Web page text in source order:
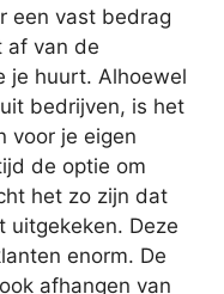
een vast bedrag
af van de
je huurt. Alhoewel
bedrijven, is het
voor je eigen
de optie om
het zo zijn dat
uitgekeken. Deze
enorm. De
afhangen van